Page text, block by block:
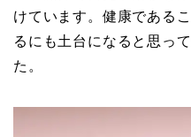
けています。健康である
るにも土台になると思っ
た。